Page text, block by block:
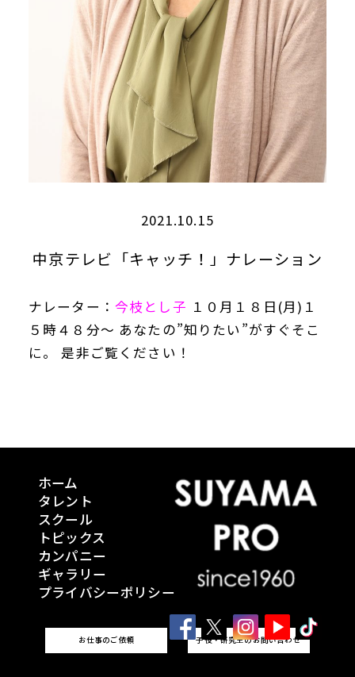
2021.10.15
中京テレビ「キャッチ！」ナレーション
ナレーター： 今枝とし子 １０月１８日(月)１
５時４８分～ あなたの”知りたい”がすぐそこ
に。 是非ご覧ください！
ホーム
タレント
スクール
トピックス
カンパニー
ギャラリー
プライバシーポリシー
子役・研究生のお問い合わせ
お仕事のご依頼